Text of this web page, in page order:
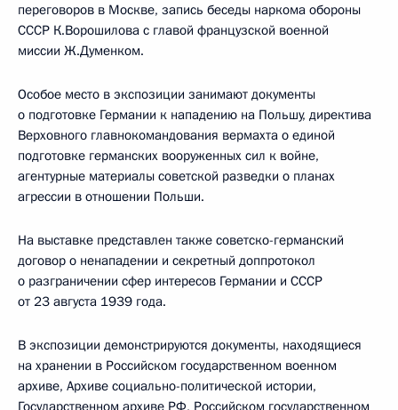
переговоров в Москве, запись беседы наркома обороны
СССР К.Ворошилова с главой французской военной
миссии Ж.Думенком.
Особое место в экспозиции занимают документы
о подготовке Германии к нападению на Польшу, директива
Верховного главнокомандования вермахта о единой
подготовке германских вооруженных сил к войне,
агентурные материалы советской разведки о планах
агрессии в отношении Польши.
На выставке представлен также советско-германский
договор о ненападении и секретный доппротокол
о разграничении сфер интересов Германии и СССР
от 23 августа 1939 года.
В экспозиции демонстрируются документы, находящиеся
на хранении в Российском государственном военном
архиве, Архиве социально-политической истории,
Государственном архиве РФ, Российском государственном